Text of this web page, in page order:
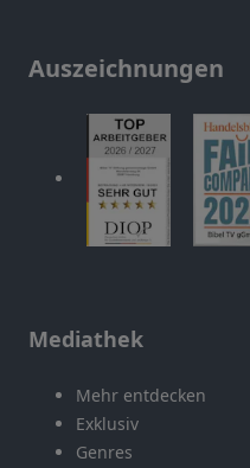
Auszeichnungen
Mediathek
Mehr entdecken
Exklusiv
Genres